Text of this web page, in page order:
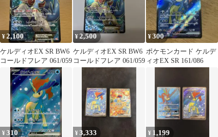
¥2,100
ケルディオEX SR BW6
コールドフレア 061/059
¥2,500
ケルディオEX SR BW6
コールドフレア 061/059
¥300
ポケモンカード ケルデ
ィオEX SR 161/086
¥310 ¥3,333 ¥ 1,199